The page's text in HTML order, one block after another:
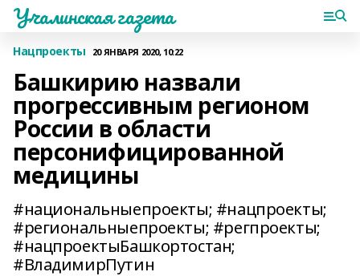
Учалинская газета
Нацпроекты 20 ЯНВАРЯ 2020, 10:22
Башкирию назвали
прогрессивным регионом
России в области
персонифицированной
медицины
#национальныепроекты; #нацпроекты;
#региональныепроекты; #регпроекты;
#нацпроектыБашкортостан;
#ВладимирПутин